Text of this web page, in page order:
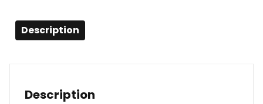
Description
Description